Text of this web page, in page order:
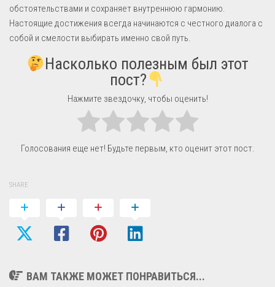
обстоятельствами и сохраняет внутреннюю гармонию.
Настоящие достижения всегда начинаются с честного диалога с
собой и смелости выбирать именно свой путь.
Насколько полезным был этот
пост?
Нажмите звездочку, чтобы оценить!
Голосования еще нет! Будьте первым, кто оценит этот пост.
SHARE
ВАМ ТАКЖЕ МОЖЕТ ПОНРАВИТЬСЯ...